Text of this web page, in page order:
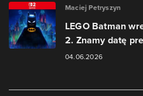
Maciej Petryszyn
LEGO Batman
2. Znamy datę
04.06.2026